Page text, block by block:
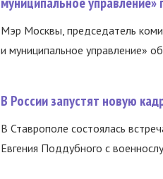
Мэр Москвы, председатель
и муниципальное управление»
В России запустят новую
В Ставрополе состоялась
Евгения Поддубного с